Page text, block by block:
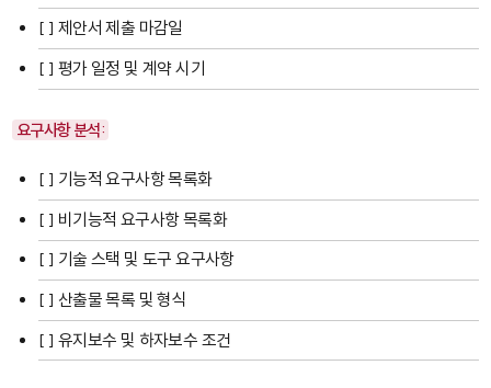
[ ] 제안서 제출 마감일
[ ] 평가 일정 및 계약 시기
요구사항 분석:
[ ] 기능적 요구사항 목록화
[ ] 비기능적 요구사항 목록화
[ ] 기술 스택 및 도구 요구사항
[ ] 산출물 목록 및 형식
[ ] 유지보수 및 하자보수 조건